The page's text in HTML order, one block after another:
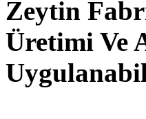
Zeytin
Üretimi Ve